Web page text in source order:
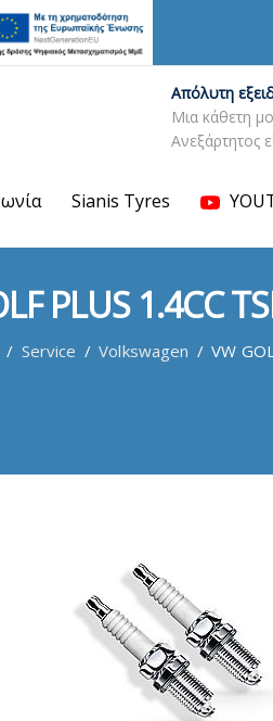
Απόλυτη
Μια κάθετη
Ανεξάρτητος
Sianis Tyres
PLUS 1.4CC
/ Service / Volkswagen / VW